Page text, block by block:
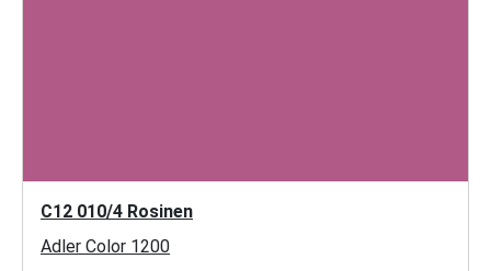
C12 010/4 Rosinen
Adler Color 1200